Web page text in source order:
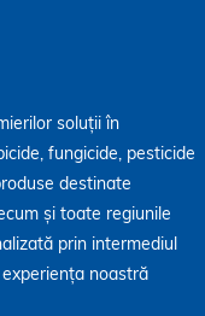
soluții în
fungicide, pesticide
destinate
și toate regiunile
prin intermediul
noastră